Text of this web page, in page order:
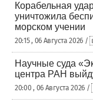
Корабельная
уничтожила
морском учении
20:15 , 06 Августа 2026 /
Научные суда
центра РАН
20:00 , 06 Августа 2026 /